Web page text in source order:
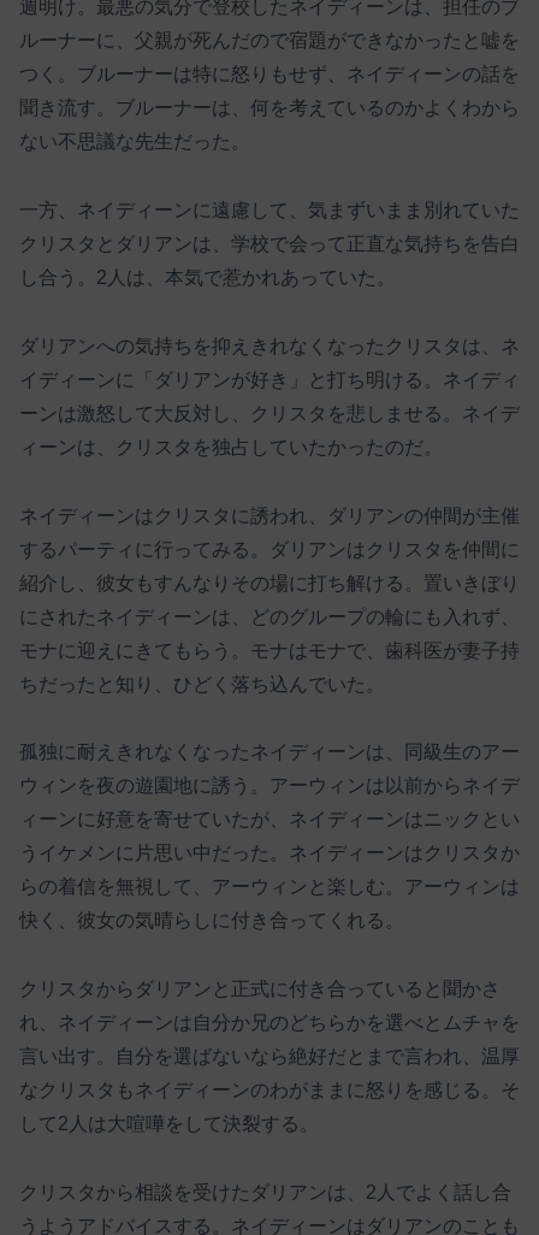
週明け。最悪の気分で登校したネイディーンは、担任のブ
ルーナーに、父親が死んだので宿題ができなかったと嘘を
つく。ブルーナーは特に怒りもせず、ネイディーンの話を
聞き流す。ブルーナーは、何を考えているのかよくわから
ない不思議な先生だった。
一方、ネイディーンに遠慮して、気まずいまま別れていた
クリスタとダリアンは、学校で会って正直な気持ちを告白
し合う。2人は、本気で惹かれあっていた。
ダリアンへの気持ちを抑えきれなくなったクリスタは、ネ
イディーンに「ダリアンが好き」と打ち明ける。ネイディ
ーンは激怒して大反対し、クリスタを悲しませる。ネイデ
ィーンは、クリスタを独占していたかったのだ。
ネイディーンはクリスタに誘われ、ダリアンの仲間が主催
するパーティに行ってみる。ダリアンはクリスタを仲間に
紹介し、彼女もすんなりその場に打ち解ける。置いきぼり
にされたネイディーンは、どのグループの輪にも入れず、
モナに迎えにきてもらう。モナはモナで、歯科医が妻子持
ちだったと知り、ひどく落ち込んでいた。
孤独に耐えきれなくなったネイディーンは、同級生のアー
ウィンを夜の遊園地に誘う。アーウィンは以前からネイデ
ィーンに好意を寄せていたが、ネイディーンはニックとい
うイケメンに片思い中だった。ネイディーンはクリスタか
らの着信を無視して、アーウィンと楽しむ。アーウィンは
快く、彼女の気晴らしに付き合ってくれる。
クリスタからダリアンと正式に付き合っていると聞かさ
れ、ネイディーンは自分か兄のどちらかを選べとムチャを
言い出す。自分を選ばないなら絶好だとまで言われ、温厚
なクリスタもネイディーンのわがままに怒りを感じる。そ
して2人は大喧嘩をして決裂する。
クリスタから相談を受けたダリアンは、2人でよく話し合
うようアドバイスする。ネイディーンはダリアンのことも